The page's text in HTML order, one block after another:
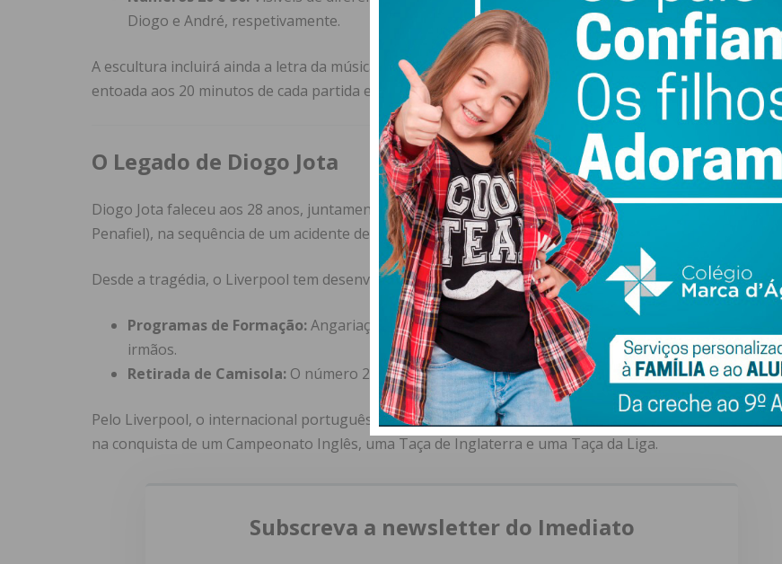
Diogo e André, respetivamente.
A escultura incluirá ainda a letra da música que os adeptos dedicam ao jogador e que continua a ser
entoada aos 20 minutos de cada partida em Anfield.
O Legado de Diogo Jota
Diogo Jota faleceu aos 28 anos, juntamente com o irmão André Silva (de 25 anos, jogador do FC
Penafiel), na sequência de um acidente de viação na A52, em Zamora, Espanha, no dia 3 de julho de 2025.
Desde a tragédia, o Liverpool tem desenvolvido várias iniciativas através da sua fundação:
Programas de Formação:Angariação de fundos para criar escolas de futebol em nome dos
irmãos.
Retirada de Camisola: O número 20 foi oficialmente retirado pelo clube inglês.
Pelo Liverpool, o internacional português somou182 jogos e 65 golos, tendo sido peça fundamental
na conquista de um Campeonato Inglês, uma Taça de Inglaterra e uma Taça da Liga.
Subscreva a newsletter do Imediato